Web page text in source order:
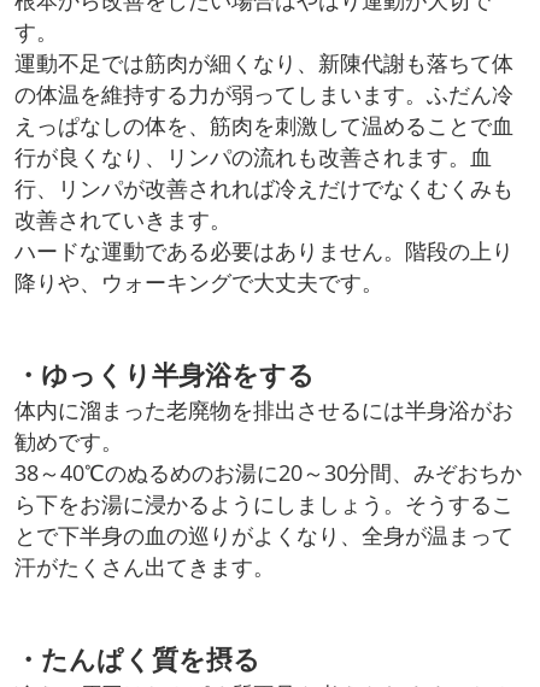
す。
運動不足では筋肉が細くなり、新陳代謝も落ちて体
の体温を維持する力が弱ってしまいます。ふだん冷
えっぱなしの体を、筋肉を刺激して温めることで血
行が良くなり、リンパの流れも改善されます。血
行、リンパが改善されれば冷えだけでなくむくみも
改善されていきます。
ハードな運動である必要はありません。階段の上り
降りや、ウォーキングで大丈夫です。
・ゆっくり半身浴をする
体内に溜まった老廃物を排出させるには半身浴がお
勧めです。
38～40℃のぬるめのお湯に20～30分間、みぞおちか
ら下をお湯に浸かるようにしましょう。そうするこ
とで下半身の血の巡りがよくなり、全身が温まって
汗がたくさん出てきます。
・たんぱく質を摂る